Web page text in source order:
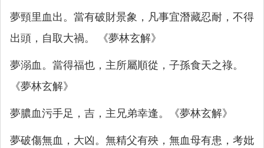
夢頸里血出。當有破財景象，凡事宜潛藏忍耐，不得
出頭，自取大禍。 《夢林玄解》
夢溺血。當得福也，主所屬順從，子孫食天之祿。
《夢林玄解》
夢膿血污手足，吉，主兄弟幸逢。《夢林玄解》
夢破傷無血，大凶。無精父有殃，無血母有患，考妣